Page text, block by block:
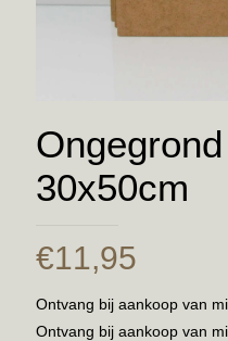
30x50cm
€11,95
Ontvang bij aankoop van
Ontvang bij aankoop van